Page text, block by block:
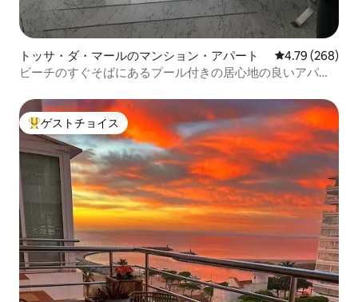
トッサ・ダ・マールのマンション・アパート レビュー268
4.79 (268)
ビーチのすぐそばにあるプール付きの居心地の良いアパー
大好評のゲストチョイスです。
ゲストチョイス